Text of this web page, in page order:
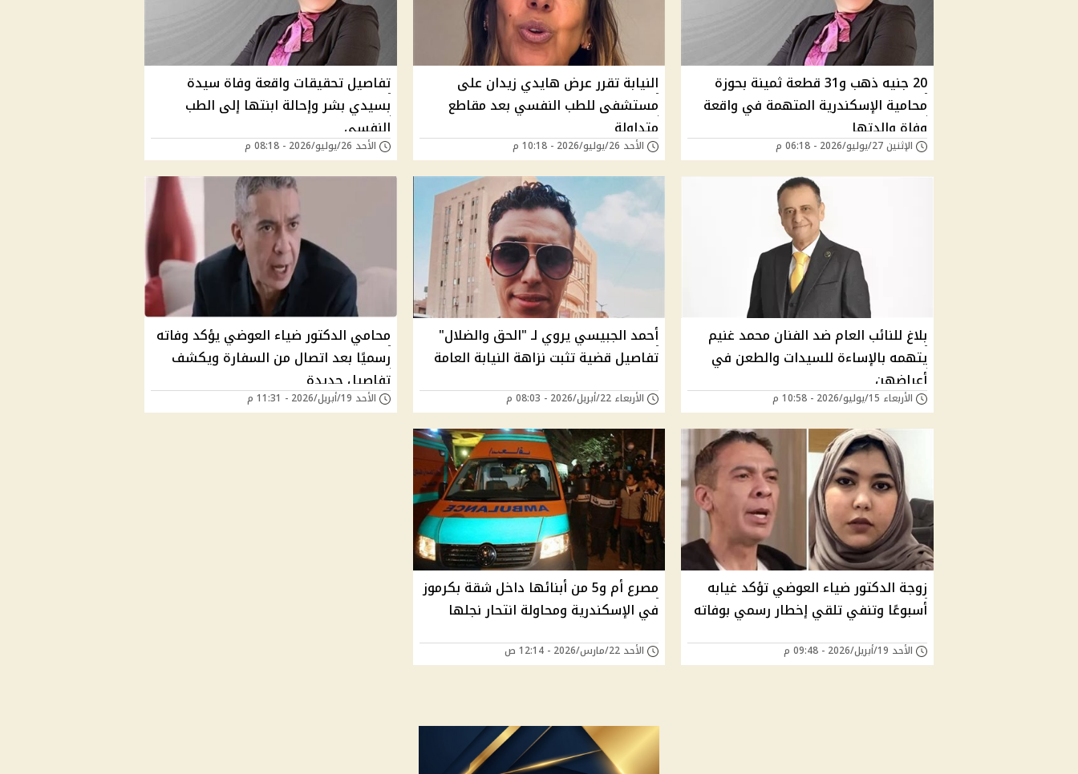
20 جنيه ذهب و31 قطعة ثمينة بحوزة
محامية الإسكندرية المتهمة في واقعة
وفاة والدتها
الإثنين 27/يوليو/2026 - 06:18 م
النيابة تقرر عرض هايدي زيدان على
مستشفى للطب النفسي بعد مقاطع
متداولة
الأحد 26/يوليو/2026 - 10:18 م
تفاصيل تحقيقات واقعة وفاة سيدة
بسيدي بشر وإحالة ابنتها إلى الطب
النفسي
الأحد 26/يوليو/2026 - 08:18 م
بلاغ للنائب العام ضد الفنان محمد غنيم
يتهمه بالإساءة للسيدات والطعن في
أعراضهن
الأربعاء 15/يوليو/2026 - 10:58 م
أحمد الجبيسي يروي لـ "الحق والضلال"
تفاصيل قضية تثبت نزاهة النيابة العامة
الأربعاء 22/أبريل/2026 - 08:03 م
محامي الدكتور ضياء العوضي يؤكد وفاته
رسميًا بعد اتصال من السفارة ويكشف
تفاصيل جديدة
الأحد 19/أبريل/2026 - 11:31 م
زوجة الدكتور ضياء العوضي تؤكد غيابه
أسبوعًا وتنفي تلقي إخطار رسمي بوفاته
الأحد 19/أبريل/2026 - 09:48 م
مصرع أم و5 من أبنائها داخل شقة بكرموز
في الإسكندرية ومحاولة انتحار نجلها
الأحد 22/مارس/2026 - 12:14 ص